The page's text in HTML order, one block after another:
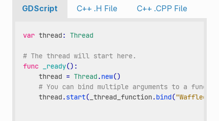
GDScript C++ .H File C++ .CPP File
var thread : Thread
# The thread will start here.
func
_ready():
thread = Thread.new()
# You can bind multiple arguments to a
thread .start( _thread_function.bind(